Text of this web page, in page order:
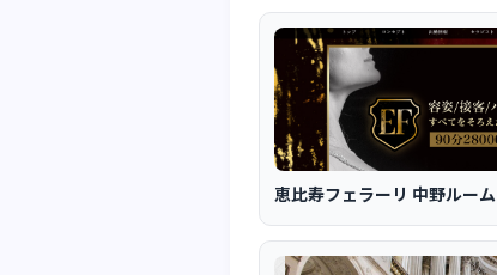
恵比寿フェラーリ 中野ルーム